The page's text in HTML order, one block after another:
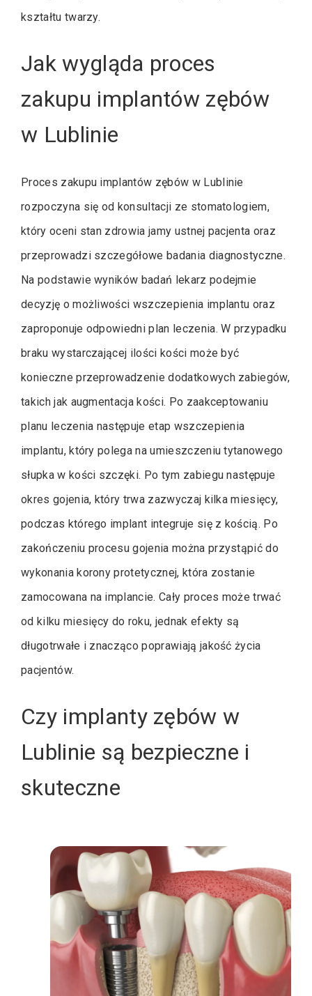
kształtu twarzy.
Jak wygląda proces
zakupu implantów zębów
w Lublinie
Proces zakupu implantów zębów w Lublinie
rozpoczyna się od konsultacji ze stomatologiem,
który oceni stan zdrowia jamy ustnej pacjenta oraz
przeprowadzi szczegółowe badania diagnostyczne.
Na podstawie wyników badań lekarz podejmie
decyzję o możliwości wszczepienia implantu oraz
zaproponuje odpowiedni plan leczenia. W przypadku
braku wystarczającej ilości kości może być
konieczne przeprowadzenie dodatkowych zabiegów,
takich jak augmentacja kości. Po zaakceptowaniu
planu leczenia następuje etap wszczepienia
implantu, który polega na umieszczeniu tytanowego
słupka w kości szczęki. Po tym zabiegu następuje
okres gojenia, który trwa zazwyczaj kilka miesięcy,
podczas którego implant integruje się z kością. Po
zakończeniu procesu gojenia można przystąpić do
wykonania korony protetycznej, która zostanie
zamocowana na implancie. Cały proces może trwać
od kilku miesięcy do roku, jednak efekty są
długotrwałe i znacząco poprawiają jakość życia
pacjentów.
Czy implanty zębów w
Lublinie są bezpieczne i
skuteczne